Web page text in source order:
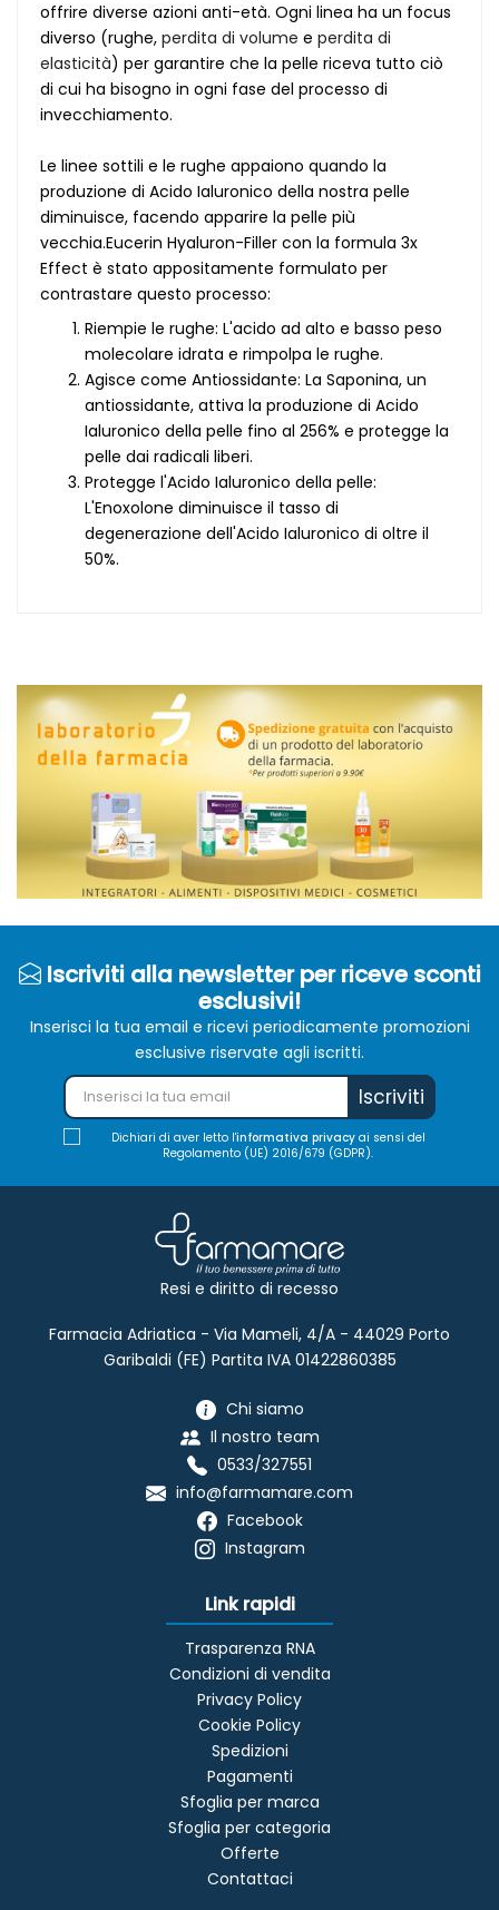
offrire diverse azioni anti-età. Ogni linea ha un focus
diverso (rughe, perdita di volume e perdita di
elasticità) per garantire che la pelle riceva tutto ciò
di cui ha bisogno in ogni fase del processo di
invecchiamento.
Le linee sottili e le rughe appaiono quando la
produzione di Acido Ialuronico della nostra pelle
diminuisce, facendo apparire la pelle più
vecchia.Eucerin Hyaluron-Filler con la formula 3x
Effect è stato appositamente formulato per
contrastare questo processo:
Riempie le rughe: L'acido ad alto e basso peso
molecolare idrata e rimpolpa le rughe.
Agisce come Antiossidante: La Saponina, un
antiossidante, attiva la produzione di Acido
Ialuronico della pelle fino al 256% e protegge la
pelle dai radicali liberi.
Protegge l'Acido Ialuronico della pelle:
L'Enoxolone diminuisce il tasso di
degenerazione dell'Acido Ialuronico di oltre il
50%.
Iscriviti alla newsletter per riceve sconti
esclusivi!
Inserisci la tua email e ricevi periodicamente promozioni
esclusive riservate agli iscritti.
Iscriviti
Dichiari di aver letto l'informativa privacyai sensi del
Regolamento (UE) 2016/679 (GDPR).
Resi e diritto di recesso
Farmacia Adriatica - Via Mameli, 4/A - 44029 Porto
Garibaldi (FE) Partita IVA 01422860385
Chi siamo
Il nostro team
0533/327551
info@farmamare.com
Facebook
Instagram
Link rapidi
Trasparenza RNA
Condizioni di vendita
Privacy Policy
Cookie Policy
Spedizioni
Pagamenti
Sfoglia per marca
Sfoglia per categoria
Offerte
Contattaci